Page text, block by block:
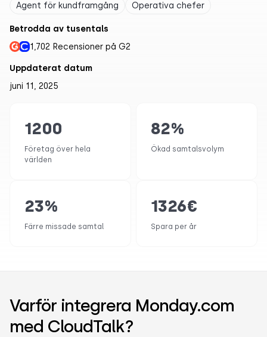
Agent för kundframgång
Operativa chefer
Betrodda av tusentals
1,702 Recensioner på G2
Uppdaterat datum
juni 11, 2025
1200
Företag över hela
världen
82%
Ökad samtalsvolym
23%
Färre missade samtal
1326€
Spara per år
Varför integrera Monday.com
med CloudTalk?